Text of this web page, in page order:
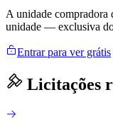
A unidade compradora
unidade — exclusiva
Entrar para ver grátis
Licitações